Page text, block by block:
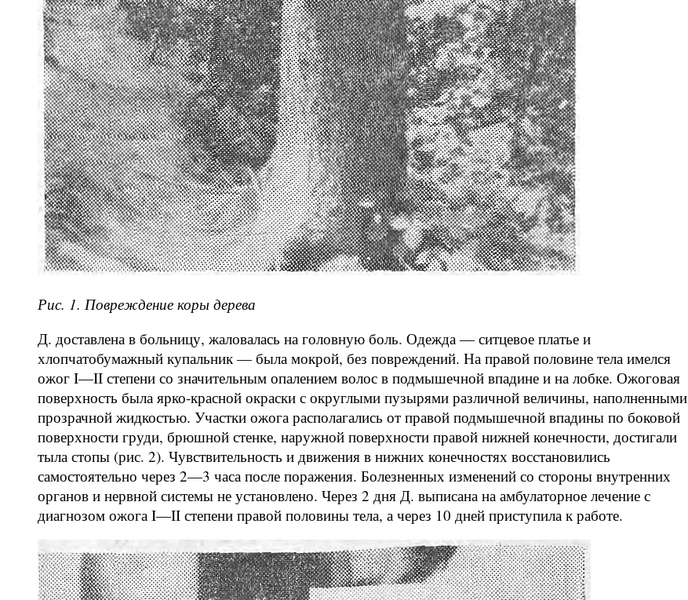
Рис. 1. Повреждение коры дерева
Д. доставлена в больницу, жаловалась на головную боль. Одежда — ситцевое платье и
хлопчатобумажный купальник — была мокрой, без повреждений. На правой половине тела имелся
ожог I—II степени со значительным опалением волос в подмышечной впадине и на лобке. Ожоговая
поверхность была ярко-красной окраски с округлыми пузырями различной величины, наполненными
прозрачной жидкостью. Участки ожога располагались от правой подмышечной впадины по боковой
поверхности груди, брюшной стенке, наружной поверхности правой нижней конечности, достигали
тыла стопы (рис. 2). Чувствительность и движения в нижних конечностях восстановились
самостоятельно через 2—3 часа после поражения. Болезненных изменений со стороны внутренних
органов и нервной системы не установлено. Через 2 дня Д. выписана на амбулаторное лечение с
диагнозом ожога I—II степени правой половины тела, а через 10 дней приступила к работе.